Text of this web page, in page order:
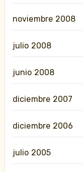
noviembre 2008
julio 2008
junio 2008
diciembre 2007
diciembre 2006
julio 2005